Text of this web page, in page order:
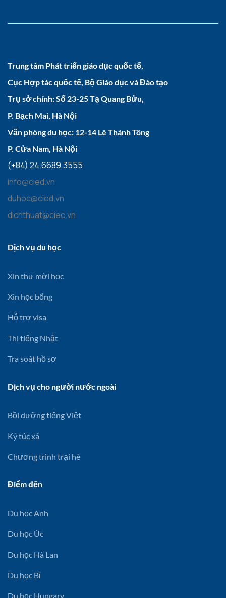
Trung tâm Phát triển giáo dục quốc tế,
Cục Hợp tác quốc tế, Bộ Giáo dục và Đào tạo
Trụ sở chính: Số 23-25 Tạ Quang Bửu,
P. Bạch Mai, Hà Nội
Văn phòng du học: 12-14 Lê Thánh Tông
P. Cửa Nam, Hà Nội
(+84) 24.6689.3555
info@cied.vn
duhoc@cied.vn
dichthuat@ciec.vn
Dịch vụ du học
Xin thư mời học
Xin học bổng
Hỗ trợ visa
Thi tiếng Nhật
Tra soát hồ sơ
Dịch vụ cho người nước ngoài
Bồi dưỡng tiếng Việt
Ký túc xá
Chương trình trại hè
Điểm đến
Du học Anh
Du học Úc
Du học Hà Lan
Du học Bỉ
Du học Hungary